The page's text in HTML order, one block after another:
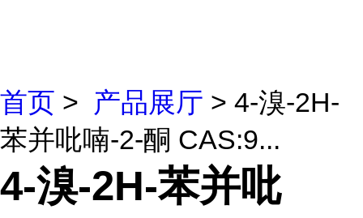
首页 > 产品展厅 > 4-溴-2H-
苯并吡喃-2-酮 CAS:9...
4-溴-2H-苯并吡